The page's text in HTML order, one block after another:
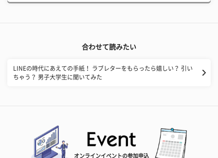
合わせて読みたい
LINEの時代にあえての手紙！ ラブレターをもらったら嬉しい？ 引い
ちゃう？ 男子大学生に聞いてみた
オンラインイベントの参加申込